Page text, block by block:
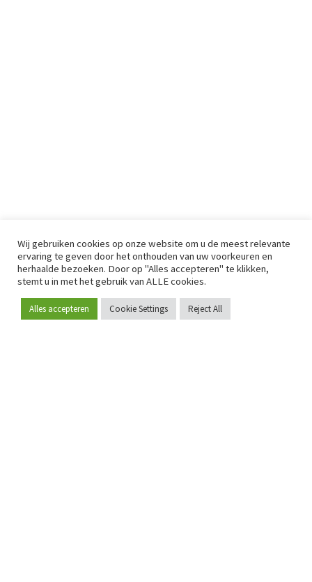
Word lid
Wij gebruiken cookies op onze website om u de meest relevante
ervaring te geven door het onthouden van uw voorkeuren en
herhaalde bezoeken. Door op "Alles accepteren" te klikken,
stemt u in met het gebruik van ALLE cookies.
Alles accepteren Cookie Settings Reject All